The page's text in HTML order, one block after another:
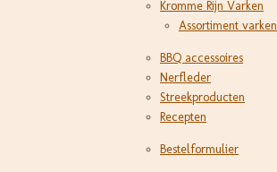
Kromme Rijn Varken
Assortiment varken
BBQ accessoires
Nerfleder
Streekproducten
Recepten
Bestelformulier